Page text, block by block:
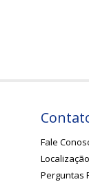
Fale
Localização
Perguntas